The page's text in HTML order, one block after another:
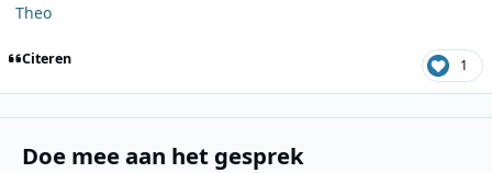
Theo
Citeren 1
Doe mee aan het gesprek